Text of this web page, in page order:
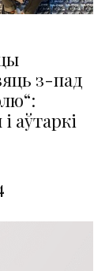
з-пад
аўтаркі